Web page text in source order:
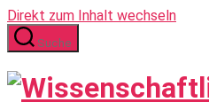
Direkt zum Inhalt wechseln
Suche